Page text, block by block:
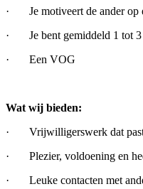
· Je motiveert de ander op
· Je bent gemiddeld 1 tot 3
· Een VOG
Wat wij bieden:
· Vrijwilligerswerk dat past
· Plezier, voldoening en
· Leuke contacten met